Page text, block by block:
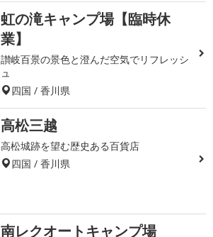
虹の滝キャンプ場【臨時休
業】
讃岐百景の景色と澄んだ空気でリフレッシ
ュ
四国 / 香川県
高松三越
高松城跡を望む歴史ある百貨店
四国 / 香川県
南レクオートキャンプ場